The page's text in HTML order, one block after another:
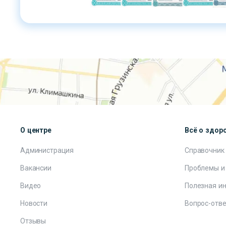
О центре
Администрация
Вакансии
Видео
Новости
Отзывы
Всё о
Проблемы
Полезная
Вопрос-